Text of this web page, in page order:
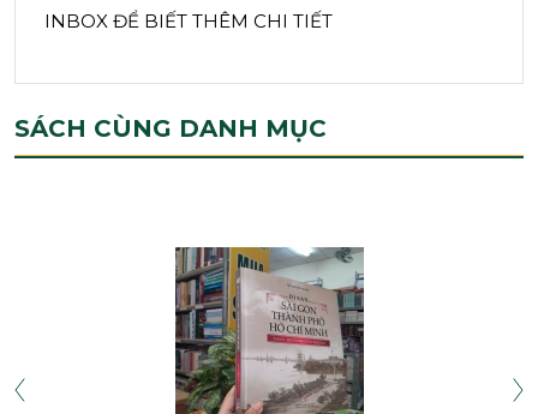
INBOX ĐỂ BIẾT THÊM CHI TIẾT
SÁCH CÙNG DANH MỤC